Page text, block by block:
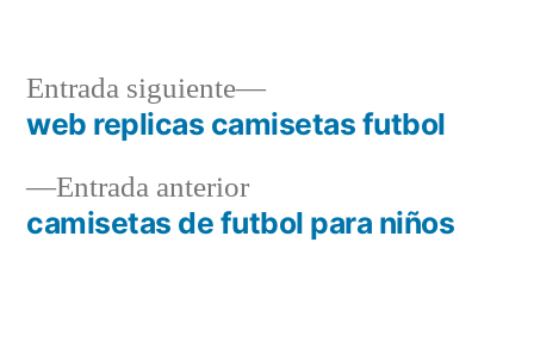
Navegación
deEntrada anteriorEntrada
anterior:
camisetas de futbol para niños
Entrada siguiente
Entrada
siguiente:
web replicas camisetas futbol